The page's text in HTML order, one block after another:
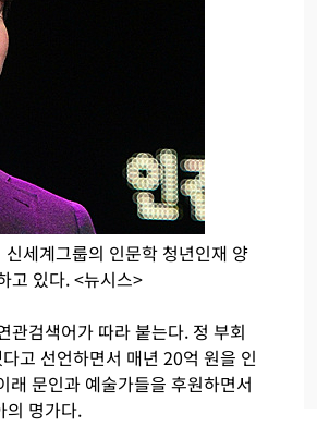
세계그룹의 인문학 청년인재 양
고 있다. <뉴시스>
관검색어가 따라 붙는다. 정 부회
고 선언하면서 매년 20억 원을 인
문인과 예술가들을 후원하면서
의 명가다.